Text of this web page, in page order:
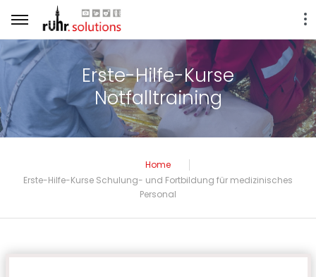
Erste-Hilfe-Kurse
Notfalltraining
Home
Erste-Hilfe-Kurse Schulung- und Fortbildung für medizinisches
Personal